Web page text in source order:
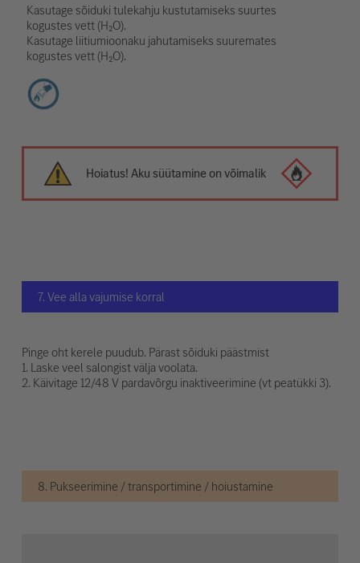
Kasutage sõiduki tulekahju kustutamiseks suurtes
kogustes vett (H₂O).
Kasutage liitiumioonaku jahutamiseks suuremates
kogustes vett (H₂O).
Hoiatus! Aku süütamine on võimalik
7. Vee alla vajumise korral
Pinge oht kerele puudub. Pärast sõiduki päästmist
1. Laske veel salongist välja voolata.
2. Käivitage 12/48 V pardavõrgu inaktiveerimine (vt peatükki 3).
8. Pukseerimine / transportimine / hoiustamine